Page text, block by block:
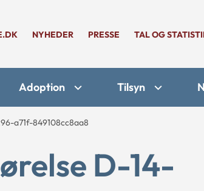
NYHEDER PRESSE TAL OG
Adoption Tilsyn
a71f-849108cc8aa8
D-14-